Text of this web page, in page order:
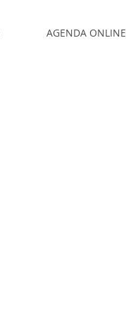
AGENDA ONLINE